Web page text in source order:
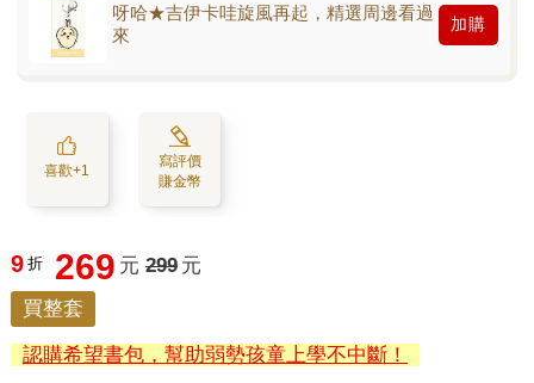
呀哈★吉伊卡哇旋風再起，精選周邊看過
來
加購
喜歡+1
寫評價
賺金幣
9 折 269 元 299 元
買整套
認購希望書包，幫助弱勢孩童上學不中斷！